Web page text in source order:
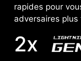
rapides pour
adversaires plus
2x
LES
MSI a mené